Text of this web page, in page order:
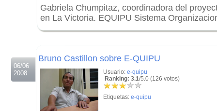
Gabriela Chumpitaz, coordinadora del
en La Victoria. EQUIPU Sistema
06/06
2008
Bruno Castillon sobre E-QUIPU
Usuario: e-quipu
Ranking: 3.1/5.0 (126 votos)
Etiquetas: e-quipu